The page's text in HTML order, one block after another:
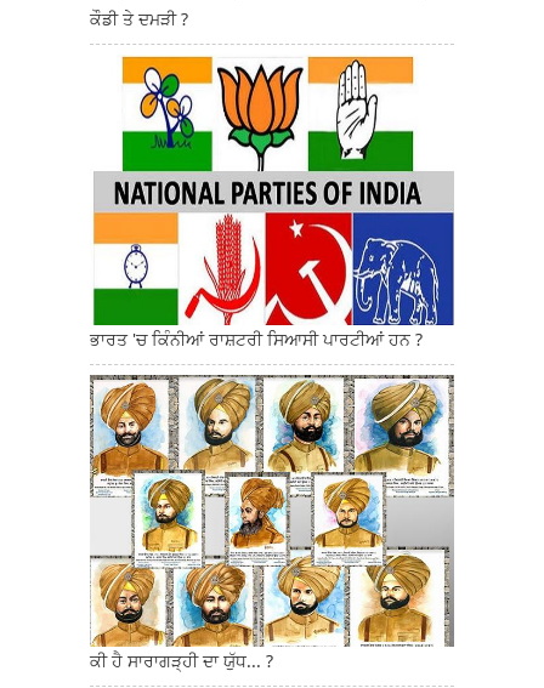
ਕੌਡੀ ਤੇ ਦਮੜੀ ?
ਭਾਰਤ 'ਚ ਕਿੰਨੀਆਂ ਰਾਸ਼ਟਰੀ ਸਿਆਸੀ ਪਾਰਟੀਆਂ ਹਨ ?
ਕੀ ਹੈ ਸਾਰਾਗੜ੍ਹੀ ਦਾ ਯੁੱਧ... ?